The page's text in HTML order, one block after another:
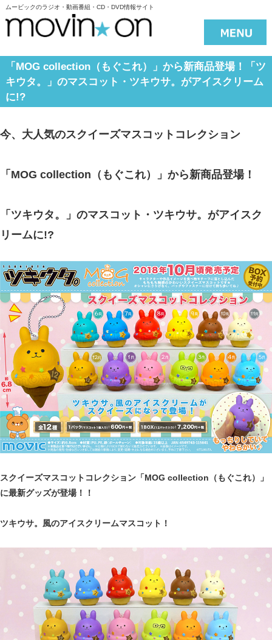
ムービックのラジオ・動画番組・CD・DVD情報サイト
「MOG collection（もぐこれ）」から新商品登場！「ツ
キウタ。」のマスコット・ツキウサ。がアイスクリーム
に!?
今、大人気のスクイーズマスコットコレクション
「MOG collection（もぐこれ）」から新商品登場！
「ツキウタ。」のマスコット・ツキウサ。がアイスク
リームに!?
スクイーズマスコットコレクション「MOG collection（もぐこれ）」
に最新グッズが登場！！
ツキウサ。風のアイスクリームマスコット！